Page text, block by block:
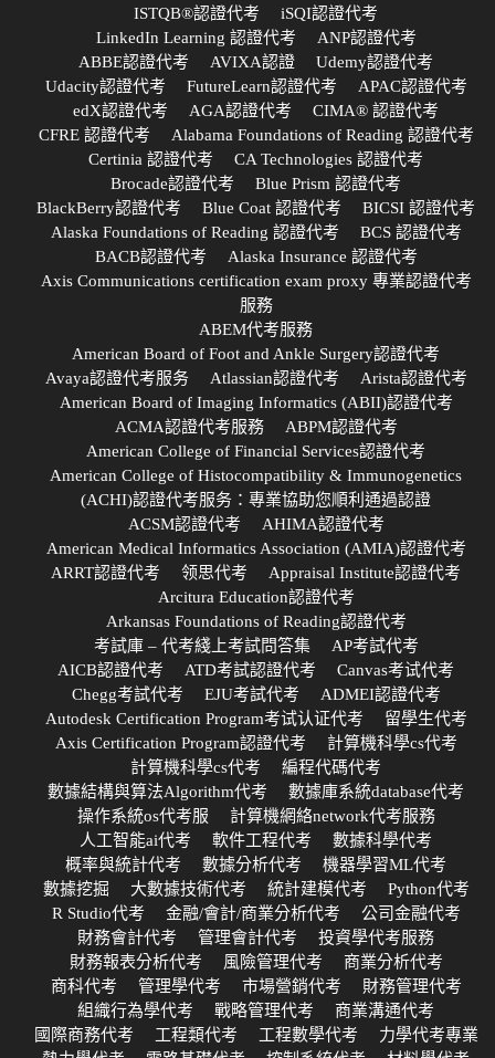
ISTQB®認證代考
iSQI認證代考
LinkedIn Learning 認證代考
ANP認證代考
ABBE認證代考
AVIXA認證
Udemy認證代考
Udacity認證代考
FutureLearn認證代考
APAC認證代考
edX認證代考
AGA認證代考
CIMA® 認證代考
CFRE 認證代考
Alabama Foundations of Reading 認證代考
Certinia 認證代考
CA Technologies 認證代考
Brocade認證代考
Blue Prism 認證代考
BlackBerry認證代考
Blue Coat 認證代考
BICSI 認證代考
Alaska Foundations of Reading 認證代考
BCS 認證代考
BACB認證代考
Alaska Insurance 認證代考
Axis Communications certification exam proxy 專業認證代考
服務
ABEM代考服務
American Board of Foot and Ankle Surgery認證代考
Avaya認證代考服务
Atlassian認證代考
Arista認證代考
American Board of Imaging Informatics (ABII)認證代考
ACMA認證代考服務
ABPM認證代考
American College of Financial Services認證代考
American College of Histocompatibility & Immunogenetics
(ACHI)認證代考服务：專業協助您順利通過認證
ACSM認證代考
AHIMA認證代考
American Medical Informatics Association (AMIA)認證代考
ARRT認證代考
领思代考
Appraisal Institute認證代考
Arcitura Education認證代考
Arkansas Foundations of Reading認證代考
考試庫 – 代考綫上考試問答集
AP考試代考
AICB認證代考
ATD考試認證代考
Canvas考试代考
Chegg考試代考
EJU考試代考
ADMEI認證代考
Autodesk Certification Program考试认证代考
留學生代考
Axis Certification Program認證代考
計算機科學cs代考
計算機科學cs代考
編程代碼代考
數據結構與算法Algorithm代考
數據庫系統database代考
操作系統os代考服
計算機網絡network代考服務
人工智能ai代考
軟件工程代考
數據科學代考
概率與統計代考
數據分析代考
機器學習ML代考
數據挖掘
大數據技術代考 統計建模代考
Python代考
R Studio代考
金融/會計/商業分析代考
公司金融代考
財務會計代考
管理會計代考
投資學代考服務
財務報表分析代考
風險管理代考
商業分析代考
商科代考
管理學代考 市場營銷代考
財務管理代考
組織行為學代考
戰略管理代考
商業溝通代考
國際商務代考
工程類代考 工程數學代考
力學代考專業